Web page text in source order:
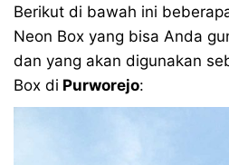
Berikut di bawah ini
Neon Box yang bisa Anda
dan yang akan digunakan
Box di Purworejo: